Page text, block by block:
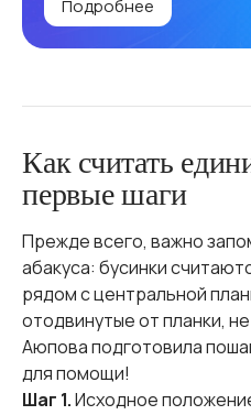
Подробнее
Как считать
первые шаги
Прежде всего, важно
абакуса: бусинки
рядом с центральной
отодвинутые от планки,
Аюпова подготовила
для помощи!
Шаг 1.Исходное